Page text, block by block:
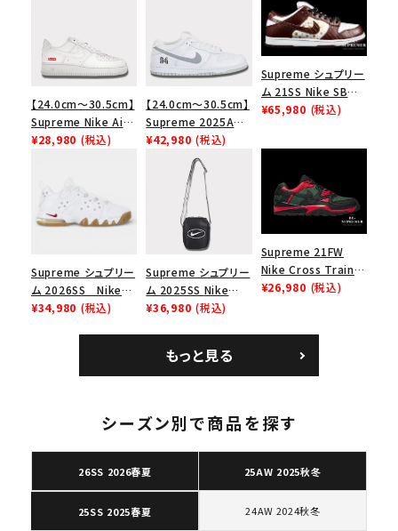
キーワードから探す
キャップ・ハット
パーカー・クルーネック
カテゴリーから探す
コラボレーションブランドから探す
【24.0cm～30.5cm】
Supreme Nike Air
Force 1 Low シュプ
ューズ ホワイト
¥28,980 (税込)
【24.0cm～30.5cm】
Supreme 2025AW
Nike SB Dunk Low
ナイキ SB ダンク ロ
ー スニーカー ホワイ
¥42,980 (税込)
Supreme シュプリー
ム 21SS Nike SB
Dunk Low ナイキSB
¥65,980 (税込)
Supreme シュプリー
ム 2026SS Nike
SB Air Max 2 CB 94
¥34,980 (税込)
Supreme シュプリー
ム 2025SS Nike
Leather Shoulder
ク 黒
¥36,980 (税込)
Supreme 21FW
Nike Cross Trainer
Low ナイキクロスト
¥26,980 (税込)
もっと見る
シーズン別で商品を探す
26SS 2026春夏 25AW 2025秋冬
25SS 2025春夏 24AW 2024秋冬